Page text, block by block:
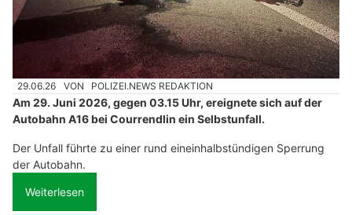
29.06.26 VON POLIZEI.NEWS REDAKTION
Am 29. Juni 2026, gegen 03.15 Uhr, ereignete sich auf der
Autobahn A16 bei Courrendlin ein Selbstunfall.
Der Unfall führte zu einer rund eineinhalbstündigen Sperrung
der Autobahn.
Weiterlesen